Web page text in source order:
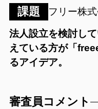
課題 フリー株
法人設立を検討し
えている方が「
るアイデア。
審査員コメント